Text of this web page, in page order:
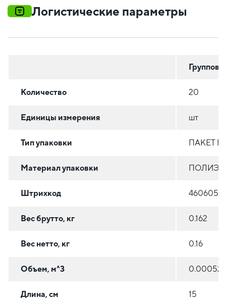
Логистические параметры
Количество 20
Единицы измерения шт
Тип упаковки ПАКЕТ
Материал упаковки
Штрихкод
Вес брутто, кг 0.162
Вес нетто, кг 0.16
Объем, м^3
Длина, см 15